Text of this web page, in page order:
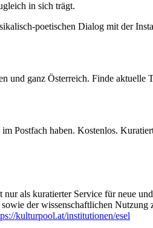
in sich trägt.
poetischen Dialog mit der
ganz Österreich. Finde aktuelle
Postfach haben. Kostenlos.
als kuratierter Service für neue
der wissenschaftlichen Nutzung
kulturpool.at/institutionen/esel